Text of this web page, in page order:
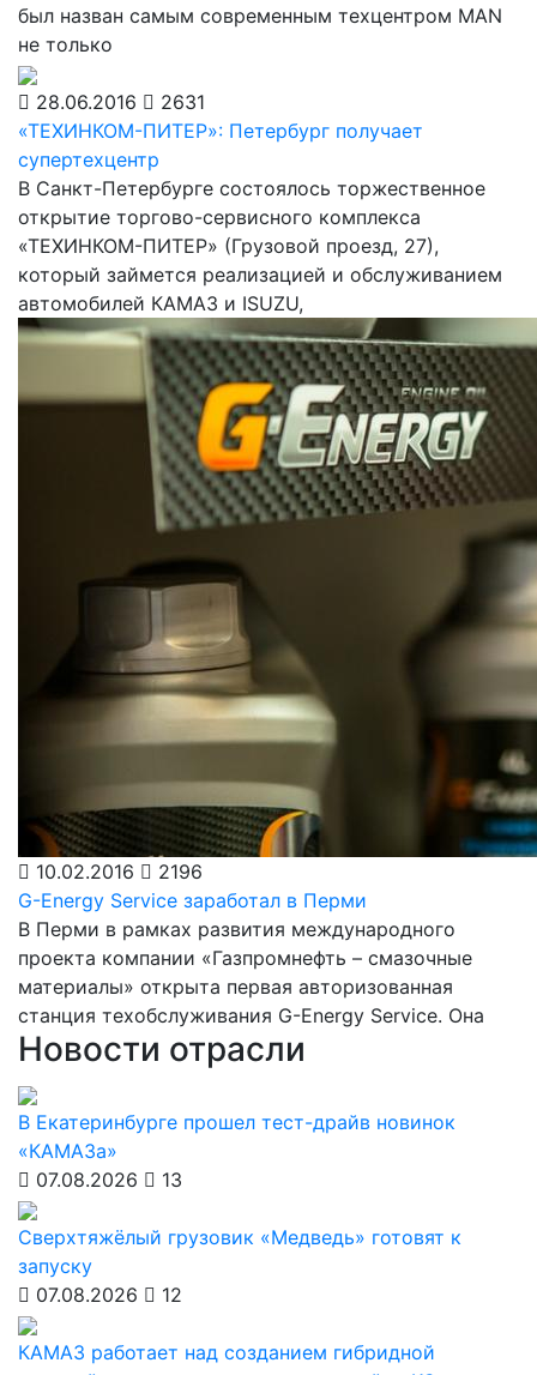
был назван самым современным техцентром MAN
не только
28.06.2016
2631
«ТЕХИНКОМ-ПИТЕР»: Петербург получает
супертехцентр
В Санкт-Петербурге состоялось торжественное
открытие торгово-сервисного комплекса
«ТЕХИНКОМ-ПИТЕР» (Грузовой проезд, 27),
который займется реализацией и обслуживанием
автомобилей КАМАЗ и ISUZU,
10.02.2016
2196
G-Energy Service заработал в Перми
В Перми в рамках развития международного
проекта компании «Газпромнефть – смазочные
материалы» открыта первая авторизованная
станция техобслуживания G-Energy Service. Она
Новости отрасли
В Екатеринбурге прошел тест-драйв новинок
«КАМАЗа»
07.08.2026
13
Сверхтяжёлый грузовик «Медведь» готовят к
запуску
07.08.2026
12
КАМАЗ работает над созданием гибридной